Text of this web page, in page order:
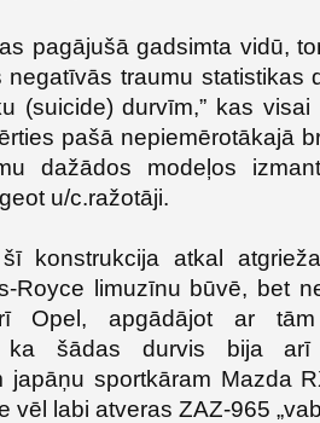
pagājušā gadsimta vidū,
negatīvās traumu statistikas
(suicide) durvīm,” kas
pašā nepiemērotākajā
dažādos modeļos
u/c.ražotāji.
šī konstrukcija atkal
Royce limuzīnu būvē, bet
Opel, apgādājot ar tām
ka šādas durvis bija
japāņu sportkāram Mazda
vēl labi atveras ZAZ-965